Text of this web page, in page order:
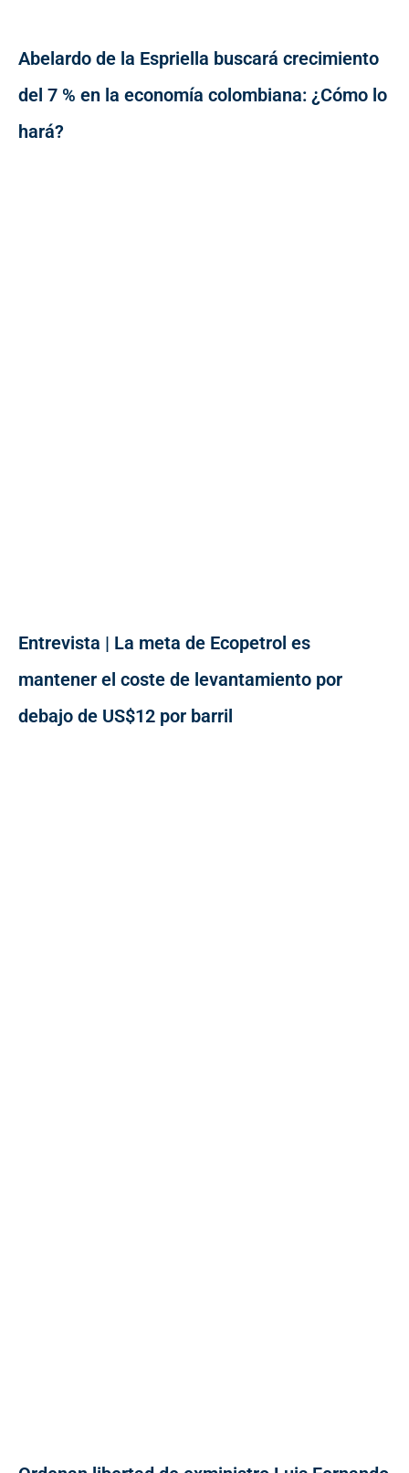
Abelardo de la Espriella buscará crecimiento
del 7 % en la economía colombiana: ¿Cómo lo
hará?
Entrevista | La meta de Ecopetrol es
mantener el coste de levantamiento por
debajo de US$12 por barril